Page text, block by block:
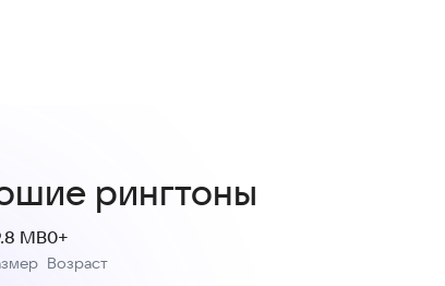
рингтоны
MB
Возраст
0+